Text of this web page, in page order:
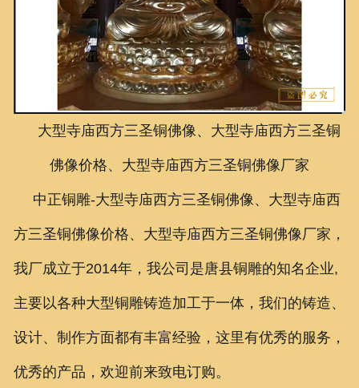
泥塑鉴赏
联系我们
大型寺庙西方三圣铜佛像、大型寺庙西方三圣铜
佛像价格、大型寺庙西方三圣铜佛像厂家
中正铜雕-大型寺庙西方三圣铜佛像、大型寺庙西
方三圣铜佛像价格、大型寺庙西方三圣铜佛像厂家，
我厂成立于2014年，我公司是唐县铜雕的知名企业,
主要以各种大型铜雕铸造加工于一体，我们的铸造、
设计、制作方面都有丰富经验，这里有优秀的服务，
优秀的产品，欢迎前来致电订购。